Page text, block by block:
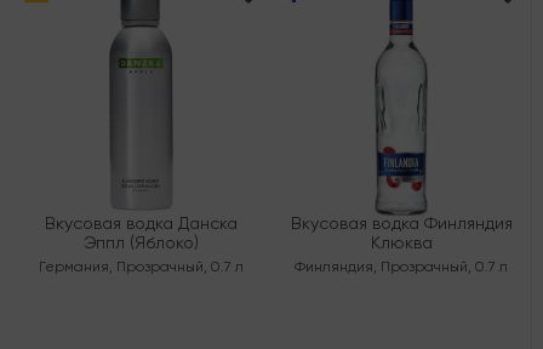
Вкусовая водка Данска
Эппл (Яблоко)
Германия, Прозрачный, 0.7 л
Вкусовая водка Финляндия
Клюква
Финляндия, Прозрачный, 0.7 л